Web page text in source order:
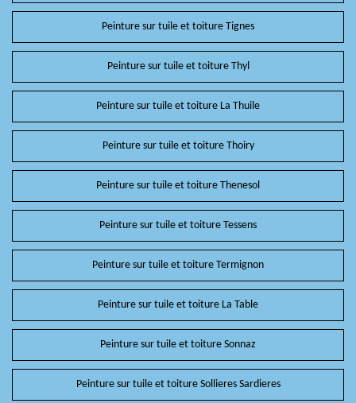
Peinture sur tuile et toiture Tignes
Peinture sur tuile et toiture Thyl
Peinture sur tuile et toiture La Thuile
Peinture sur tuile et toiture Thoiry
Peinture sur tuile et toiture Thenesol
Peinture sur tuile et toiture Tessens
Peinture sur tuile et toiture Termignon
Peinture sur tuile et toiture La Table
Peinture sur tuile et toiture Sonnaz
Peinture sur tuile et toiture Sollieres Sardieres